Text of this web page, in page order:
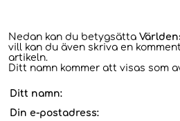
Nedan kan du betygsätta
vill kan du även skriva en
artikeln.
Ditt namn kommer att visas som
Ditt namn:
Din e-postadress: